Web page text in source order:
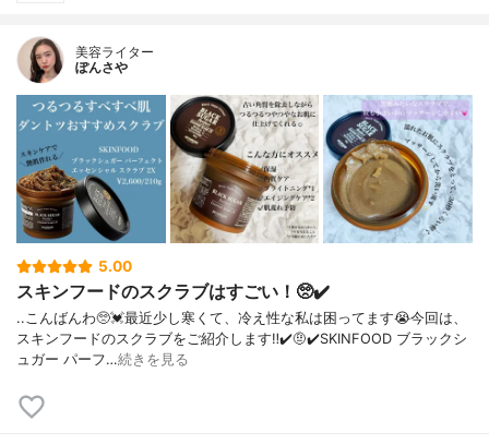
美容ライター
ぽんさや
5.00
スキンフードのスクラブはすごい！🥺✔️
..こんばんわ🥺💓最近少し寒くて、冷え性な私は困ってます😭今回は、
スキンフードのスクラブをご紹介します‼︎✔️🤨✔️SKINFOOD ブラックシ
ュガー パーフ…続きを見る